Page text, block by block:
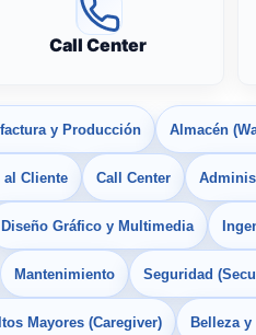
Call Center
y Producción Almacén
al Cliente Call Center
Diseño Gráfico y Multimedia
Mantenimiento Seguridad
Mayores (Caregiver) Belleza y